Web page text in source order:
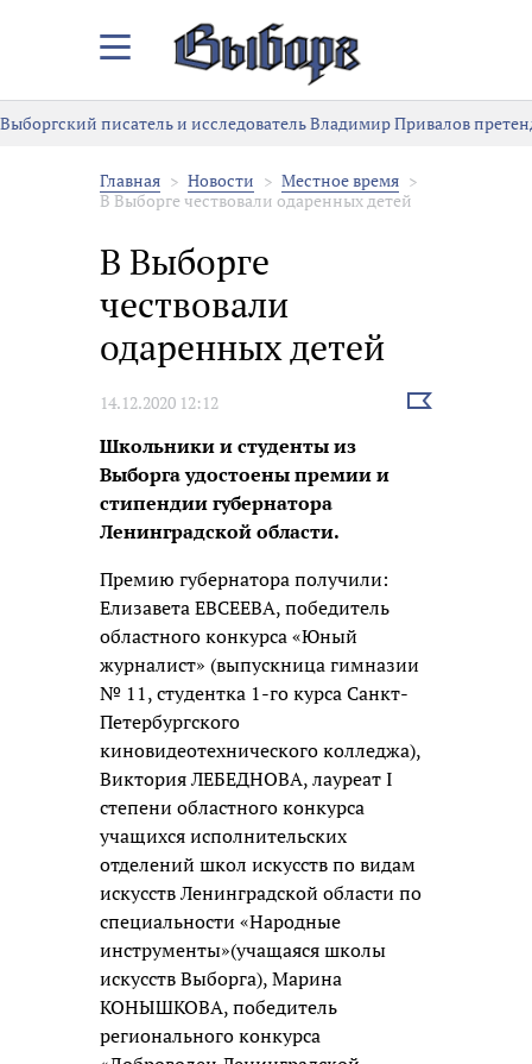
Закрыть/
меню
Выборгский писатель и исследователь Владимир Привалов
Главная Новости
Местное время
В Выборге чествовали одаренных детей
В Выборге
чествовали
одаренных детей
14.12.2020 12:12
Выбрать
Школьники и студенты из
Выборга удостоены премии и
стипендии губернатора
Ленинградской области.
Премию губернатора получили:
Елизавета ЕВСЕЕВА, победитель
областного конкурса «Юный
журналист» (выпускница гимназии
№ 11, студентка 1-го курса Санкт-
Петербургского
киновидеотехнического колледжа),
Виктория ЛЕБЕДНОВА, лауреат I
степени областного конкурса
учащихся исполнительских
отделений школ искусств по видам
искусств Ленинградской области по
специальности «Народные
инструменты»(учащаяся школы
искусств Выборга), Марина
КОНЫШКОВА, победитель
регионального конкурса